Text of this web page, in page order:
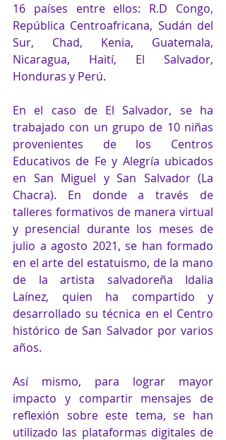
16 países entre ellos: R.D Congo,
República Centroafricana, Sudán del
Sur, Chad, Kenia, Guatemala,
Nicaragua, Haití, El Salvador,
Honduras y Perú.
En el caso de El Salvador, se ha
trabajado con un grupo de 10 niñas
provenientes de los Centros
Educativos de Fe y Alegría ubicados
en San Miguel y San Salvador (La
Chacra). En donde a través de
talleres formativos de manera virtual
y presencial durante los meses de
julio a agosto 2021, se han formado
en el arte del estatuismo, de la mano
de la artista salvadoreña Idalia
Laínez, quien ha compartido y
desarrollado su técnica en el Centro
histórico de San Salvador por varios
años.
Así mismo, para lograr mayor
impacto y compartir mensajes de
reflexión sobre este tema, se han
utilizado las plataformas digitales de